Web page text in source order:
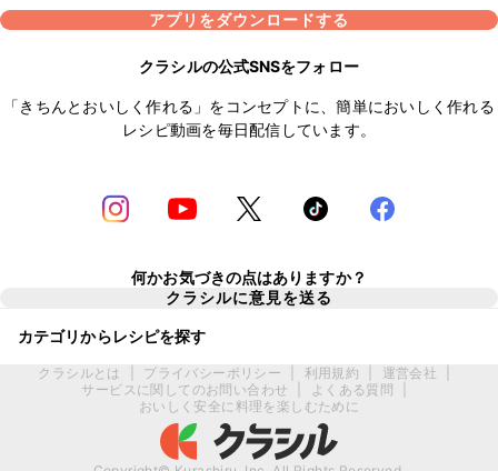
アプリをダウンロードする
クラシルの公式SNSをフォロー
「きちんとおいしく作れる」をコンセプトに、簡単においしく作れる
レシピ動画を毎日配信しています。
何かお気づきの点はありますか？
クラシルに意見を送る
カテゴリからレシピを探す
クラシルとは プライバシーポリシー 利用規約 運営会社
サービスに関してのお問い合わせ
よくある質問
おいしく安全に料理を楽しむために